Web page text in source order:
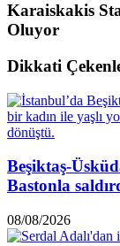
Karaiskakis
Oluyor
Dikkati
Beşiktaş-
Bastonla
08/08/2026